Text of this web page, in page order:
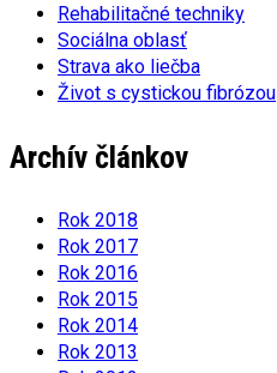
Rehabilitačné techniky
Sociálna oblasť
Strava ako liečba
Život s cystickou fibrózou
Archív článkov
Rok 2018
Rok 2017
Rok 2016
Rok 2015
Rok 2014
Rok 2013